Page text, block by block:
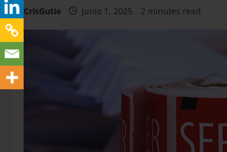
CrisGutie junio 1, 2025 2 minutes read